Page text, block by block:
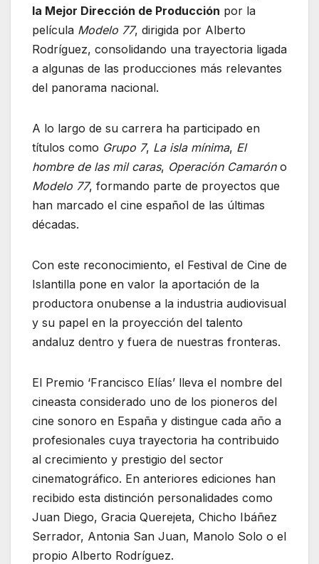
la Mejor Dirección de Producción por la
película Modelo 77, dirigida por Alberto
Rodríguez, consolidando una trayectoria ligada
a algunas de las producciones más relevantes
del panorama nacional.
A lo largo de su carrera ha participado en
títulos como Grupo 7, La isla mínima, El
hombre de las mil caras, Operación Camaróno
Modelo 77, formando parte de proyectos que
han marcado el cine español de las últimas
décadas.
Con este reconocimiento, el Festival de Cine de
Islantilla pone en valor la aportación de la
productora onubense a la industria audiovisual
y su papel en la proyección del talento
andaluz dentro y fuera de nuestras fronteras.
El Premio ‘Francisco Elías’ lleva el nombre del
cineasta considerado uno de los pioneros del
cine sonoro en España y distingue cada año a
profesionales cuya trayectoria ha contribuido
al crecimiento y prestigio del sector
cinematográfico. En anteriores ediciones han
recibido esta distinción personalidades como
Juan Diego, Gracia Querejeta, Chicho Ibáñez
Serrador, Antonia San Juan, Manolo Solo o el
propio Alberto Rodríguez.